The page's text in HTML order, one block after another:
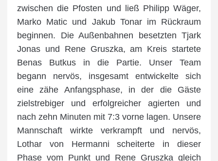
zwischen die Pfosten und ließ Philipp Wäger,
Marko Matic und Jakub Tonar im Rückraum
beginnen. Die Außenbahnen besetzten Tjark
Jonas und Rene Gruszka, am Kreis startete
Benas Butkus in die Partie. Unser Team
begann nervös, insgesamt entwickelte sich
eine zähe Anfangsphase, in der die Gäste
zielstrebiger und erfolgreicher agierten und
nach zehn Minuten mit 7:3 vorne lagen. Unsere
Mannschaft wirkte verkrampft und nervös,
Lothar von Hermanni scheiterte in dieser
Phase vom Punkt und Rene Gruszka gleich